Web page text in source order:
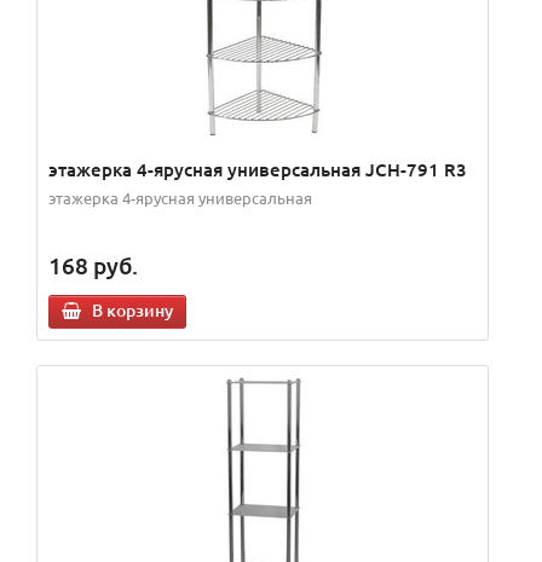
этажерка 4-ярусная универсальная JCH-791 R3
этажерка 4-ярусная универсальная
168 руб.
В корзину